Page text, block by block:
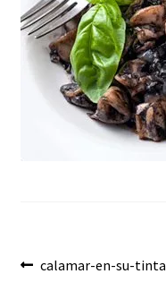
Contáctanos
Envíos
Finalizar compra
Mi cuenta
Navegación
Anterior:
calamar-en-su-tinta